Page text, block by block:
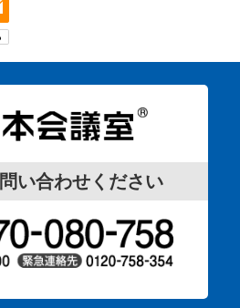
い合わせください